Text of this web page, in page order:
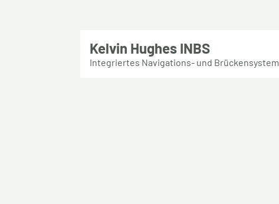
Kelvin Hughes INBS
Integriertes Navigations- und Brückensystem